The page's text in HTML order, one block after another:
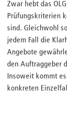
Zwar hebt das
Prüfungskriterien
sind. Gleichwohl
jedem Fall die
Angebote
den Auftraggeber
Insoweit kommt
konkreten